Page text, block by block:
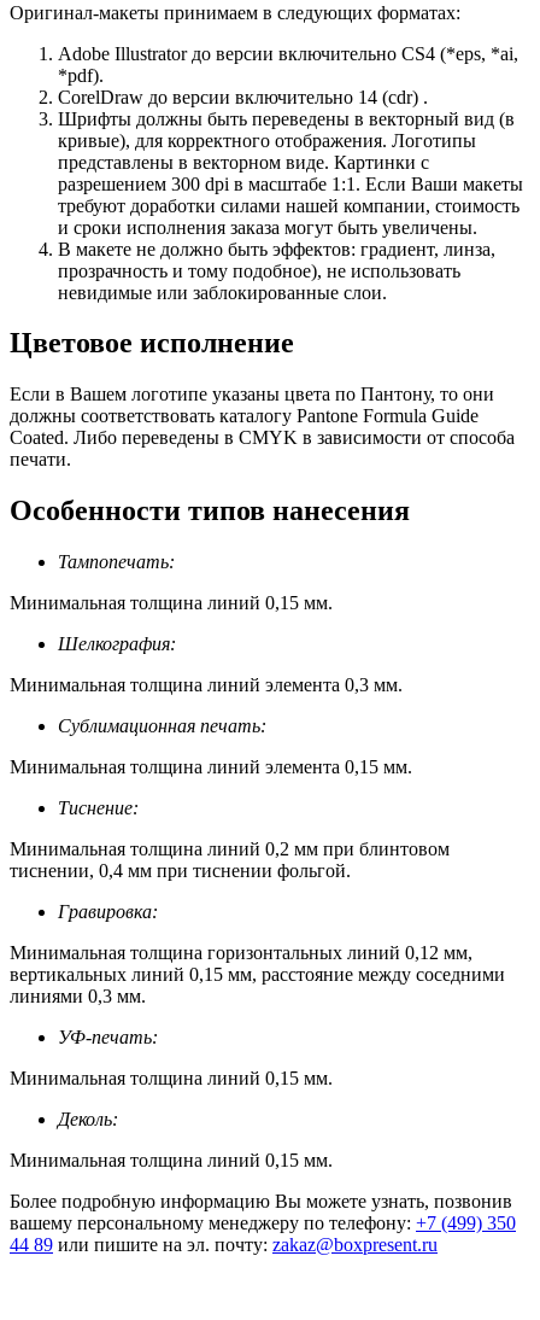
Оригинал-макеты принимаем в следующих форматах:
Adobe Illustrator до версии включительно CS4 (*eps, *ai,
*pdf).
CorelDraw до версии включительно 14 (cdr) .
Шрифты должны быть переведены в векторный вид (в
кривые), для корректного отображения. Логотипы
представлены в векторном виде. Картинки с
разрешением 300 dpi в масштабе 1:1. Если Ваши макеты
требуют доработки силами нашей компании, стоимость
и сроки исполнения заказа могут быть увеличены.
В макете не должно быть эффектов: градиент, линза,
прозрачность и тому подобное), не использовать
невидимые или заблокированные слои.
Цветовое исполнение
Если в Вашем логотипе указаны цвета по Пантону, то они
должны соответствовать каталогу Pantone Formula Guide
Coated. Либо переведены в CMYK в зависимости от способа
печати.
Особенности типов нанесения
Тампопечать:
Минимальная толщина линий 0,15 мм.
Шелкография:
Минимальная толщина линий элемента 0,3 мм.
Сублимационная печать:
Минимальная толщина линий элемента 0,15 мм.
Тиснение:
Минимальная толщина линий 0,2 мм при блинтовом
тиснении, 0,4 мм при тиснении фольгой.
Гравировка:
Минимальная толщина горизонтальных линий 0,12 мм,
вертикальных линий 0,15 мм, расстояние между соседними
линиями 0,3 мм.
УФ-печать:
Минимальная толщина линий 0,15 мм.
Деколь:
Минимальная толщина линий 0,15 мм.
Более подробную информацию Вы можете узнать, позвонив
вашему персональному менеджеру по телефону: +7 (499) 350
44 89 или пишите на эл. почту: zakaz@boxpresent.ru